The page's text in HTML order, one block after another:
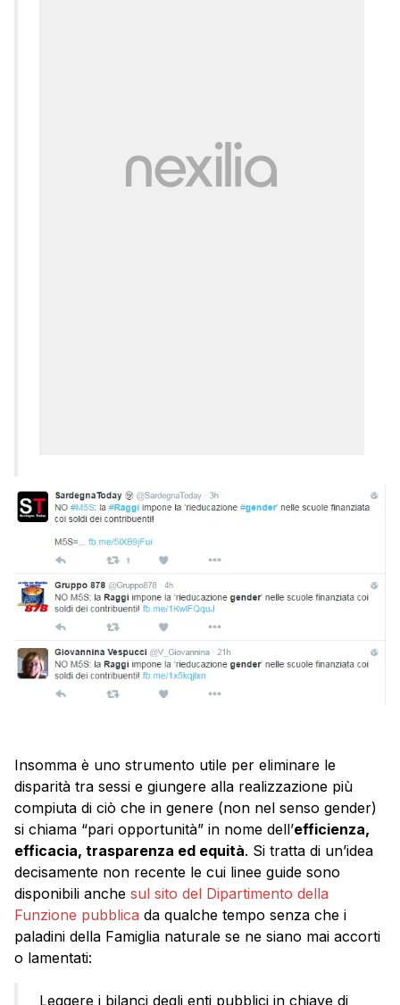
Insomma è uno strumento utile per eliminare le
disparità tra sessi e giungere alla realizzazione più
compiuta di ciò che in genere (non nel senso gender)
si chiama “pari opportunità” in nome dell’efficienza,
efficacia, trasparenza ed equità. Si tratta di un’idea
decisamente non recente le cui linee guide sono
disponibili anche sul sito del Dipartimento della
Funzione pubblica da qualche tempo senza che i
paladini della Famiglia naturale se ne siano mai accorti
o lamentati:
Leggere i bilanci degli enti pubblici in chiave di